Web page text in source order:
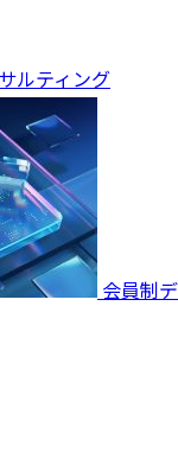
ルティング
会員制デ